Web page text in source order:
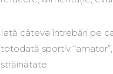
Iată câteva întrebări pe
totodată sportiv
străinătate.